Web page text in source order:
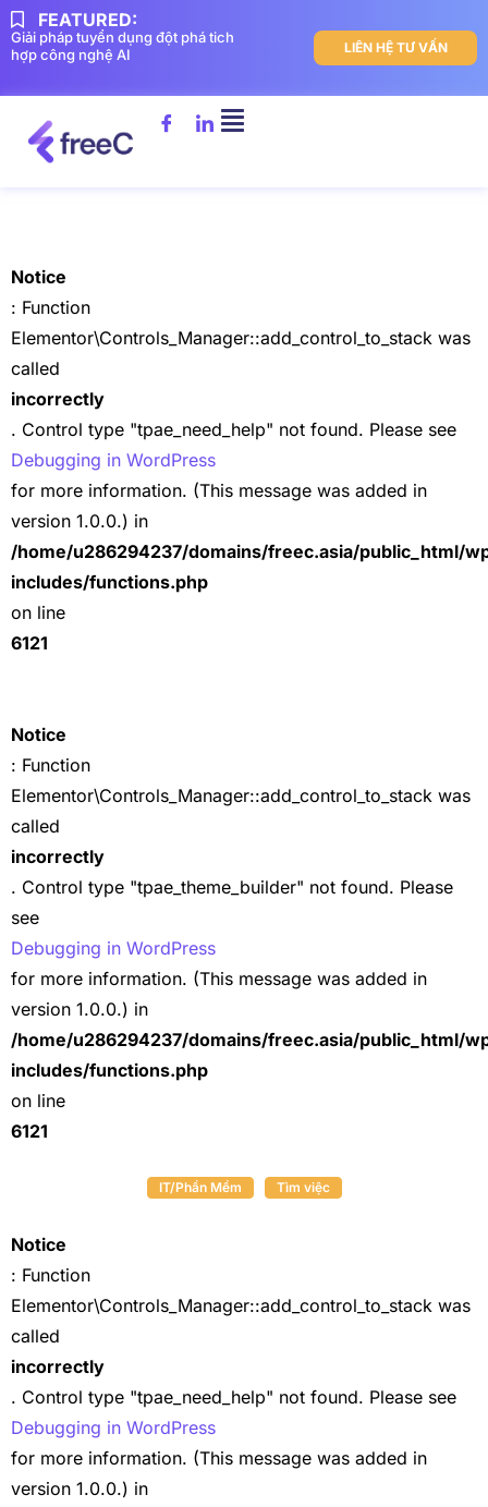
FEATURED:
Giải pháp tuyển dụng đột phá tich
hợp công nghệ AI
LIÊN HỆ TƯ VẤN
Notice
: Function
Elementor\Controls_Manager::add_control_to_stack was
called
incorrectly
. Control type "tpae_need_help" not found. Please see
Debugging in WordPress
for more information. (This message was added in
version 1.0.0.) in
/home/u286294237/domains/freec.asia/public_html/
includes/functions.php
on line
6121
Notice
: Function
Elementor\Controls_Manager::add_control_to_stack was
called
incorrectly
. Control type "tpae_theme_builder" not found. Please
see
Debugging in WordPress
for more information. (This message was added in
version 1.0.0.) in
/home/u286294237/domains/freec.asia/public_html/
includes/functions.php
on line
6121
IT/Phần Mềm Tìm việc
Notice
: Function
Elementor\Controls_Manager::add_control_to_stack was
called
incorrectly
. Control type "tpae_need_help" not found. Please see
Debugging in WordPress
for more information. (This message was added in
version 1.0.0.) in